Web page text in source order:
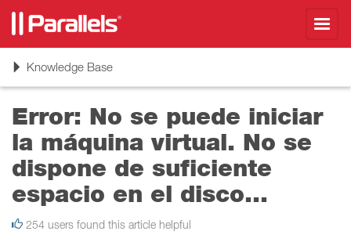
ToggleKnowledge Base
Error: No se puede iniciar
la máquina virtual. No se
dispone de suficiente
espacio en el disco...
254 users found this article helpful